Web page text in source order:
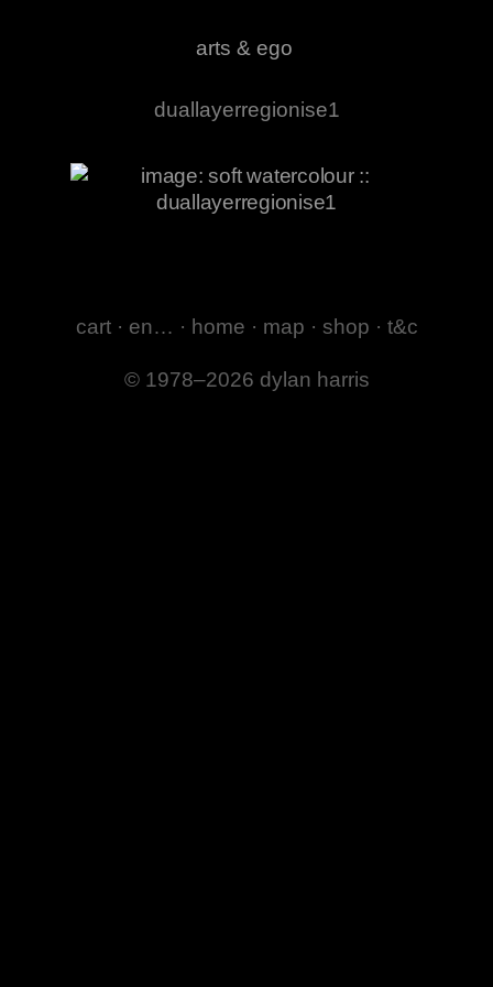
arts & ego
duallayerregionise1
cart · en… · home · map · shop · t&c
© 1978–2026 dylan harris